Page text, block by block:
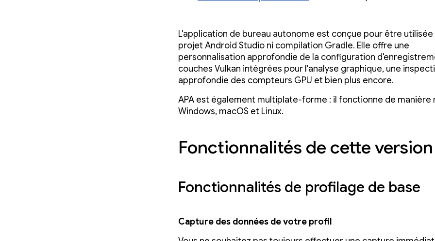
L'application de bureau autonome est conçue pour être utilisée
projet Android Studio ni compilation Gradle. Elle offre une
personnalisation approfondie de la configuration
couches Vulkan intégrées pour l'analyse graphique, une
approfondie des compteurs GPU et bien plus encore.
APA est également multiplate-forme : il fonctionne de manière
Windows, macOS et Linux.
Fonctionnalités de cette version
Fonctionnalités de profilage de base
Capture des données de votre profil